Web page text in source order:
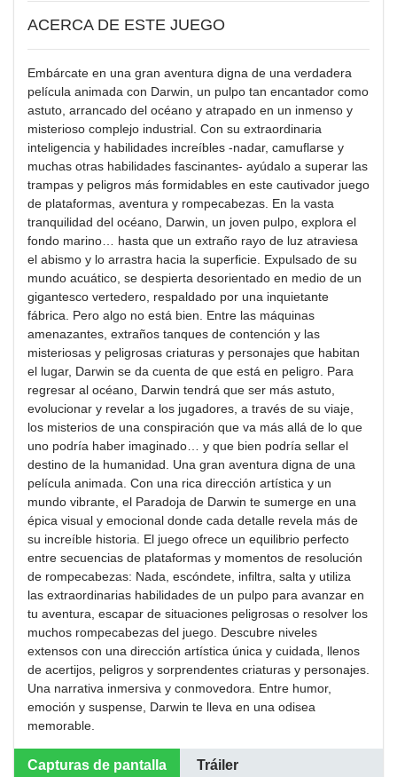
ACERCA DE ESTE JUEGO
Embárcate en una gran aventura digna de una verdadera
película animada con Darwin, un pulpo tan encantador como
astuto, arrancado del océano y atrapado en un inmenso y
misterioso complejo industrial. Con su extraordinaria
inteligencia y habilidades increíbles -nadar, camuflarse y
muchas otras habilidades fascinantes- ayúdalo a superar las
trampas y peligros más formidables en este cautivador juego
de plataformas, aventura y rompecabezas. En la vasta
tranquilidad del océano, Darwin, un joven pulpo, explora el
fondo marino… hasta que un extraño rayo de luz atraviesa
el abismo y lo arrastra hacia la superficie. Expulsado de su
mundo acuático, se despierta desorientado en medio de un
gigantesco vertedero, respaldado por una inquietante
fábrica. Pero algo no está bien. Entre las máquinas
amenazantes, extraños tanques de contención y las
misteriosas y peligrosas criaturas y personajes que habitan
el lugar, Darwin se da cuenta de que está en peligro. Para
regresar al océano, Darwin tendrá que ser más astuto,
evolucionar y revelar a los jugadores, a través de su viaje,
los misterios de una conspiración que va más allá de lo que
uno podría haber imaginado… y que bien podría sellar el
destino de la humanidad. Una gran aventura digna de una
película animada. Con una rica dirección artística y un
mundo vibrante, el Paradoja de Darwin te sumerge en una
épica visual y emocional donde cada detalle revela más de
su increíble historia. El juego ofrece un equilibrio perfecto
entre secuencias de plataformas y momentos de resolución
de rompecabezas: Nada, escóndete, infiltra, salta y utiliza
las extraordinarias habilidades de un pulpo para avanzar en
tu aventura, escapar de situaciones peligrosas o resolver los
muchos rompecabezas del juego. Descubre niveles
extensos con una dirección artística única y cuidada, llenos
de acertijos, peligros y sorprendentes criaturas y personajes.
Una narrativa inmersiva y conmovedora. Entre humor,
emoción y suspense, Darwin te lleva en una odisea
memorable.
Capturas de pantalla Tráiler